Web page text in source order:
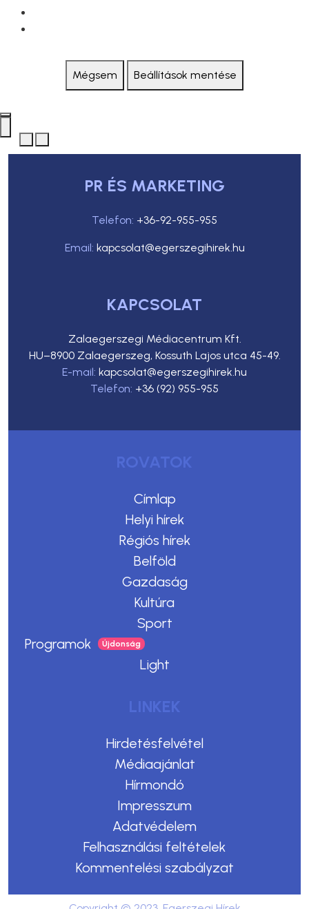
Mégsem Beállítások mentése
PR ÉS MARKETING
Telefon: +36-92-955-955
Email: kapcsolat@egerszegihirek.hu
KAPCSOLAT
Zalaegerszegi Médiacentrum Kft.
HU–8900 Zalaegerszeg, Kossuth Lajos utca 45-49.
E-mail: kapcsolat@egerszegihirek.hu
Telefon: +36 (92) 955-955
ROVATOK
Címlap
Helyi hírek
Régiós hírek
Belföld
Gazdaság
Kultúra
Sport
Programok
Light
LINKEK
Hirdetésfelvétel
Médiaajánlat
Hírmondó
Impresszum
Adatvédelem
Felhasználási feltételek
Kommentelési szabályzat